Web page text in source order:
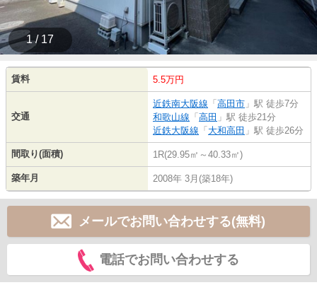
1 / 17
賃料 5.5万円
交通
近鉄南大阪線 「 高田市 」駅 徒歩7分
和歌山線 「 高田 」駅 徒歩21分
近鉄大阪線 「 大和高田 」駅 徒歩26分
間取り(面積) 1R(29.95㎡～40.33㎡)
築年月 2008年 3月(築18年)
メールでお問い合わせする(無料)
電話でお問い合わせする